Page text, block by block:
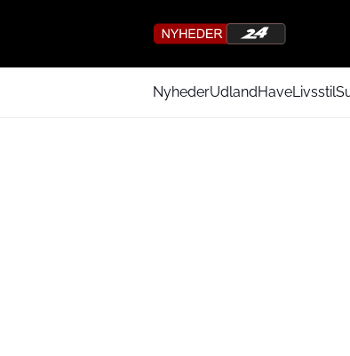
NyhederUdlandHaveLivsstil